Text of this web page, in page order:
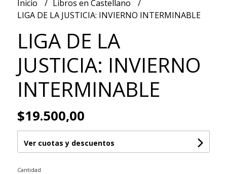
Inicio
Libros en Castellano
LIGA DE LA JUSTICIA: INVIERNO INTERMINABLE
LIGA DE LA
JUSTICIA: INVIERNO
INTERMINABLE
$19.500,00
Ver cuotas y descuentos
Cantidad